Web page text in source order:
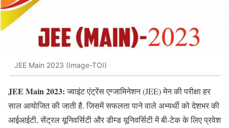
JEE Main 2023 (Image-TOI)
JEE Main 2023:ज्वाइंट एंट्रेंस एग्जामिनेशन (JEE) मेन की परीक्षा हर
साल आयोजित की जाती है. जिसमें सफलता पाने वाले अभ्यर्थी को देशभर की
आईआईटी, सेंट्रल यूनिवर्सिटी और डीम्ड यूनिवर्सिटी में बी-टेक के लिए प्रवेश